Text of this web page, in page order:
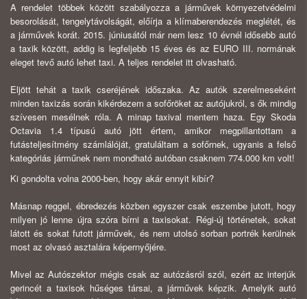
A rendelet többek között szabályozza a járművek környezetvédelmi
besorolását, tengelytávolságát, előírja a klímaberendezés meglétét, és
a járművek korát. 2015. júniusától már nem lesz 10 évnél idősebb autó
a taxik között, addig is legfeljebb 15 éves és az EURO III. normának
eleget tevő autó lehet taxi. A teljes rendelet itt olvasható.
Eljött tehát a taxik cseréjének időszaka. Az autók szerelmeseként
minden taxizás során kikérdezem a sofőröket az autójukról, s ők mindig
szívesen mesélnek róla. A minap taxival mentem haza. Egy Skoda
Octavia 1.4 típusú autó jött értem, amikor megpillantottam a
futásteljesítmény számlálóját, gratuláltam a sofőrnek, ugyanis a felső
kategóriás járműnek nem mondható autóban csaknem 774.000 km volt!
Ki gondolta volna 2000-ben, hogy akár ennyit kibír?
Másnap reggel, ébredezés közben egyszer csak eszembe jutott, hogy
milyen jó lenne újra szóra bírni a taxisokat. Régi-új történetek, sokat
látott és sokat futott járművek, és nem utolsó sorban portrék kerülnek
most az olvasó asztalára képernyőjére.
Mivel az Autószektor mégis csak az autózásról szól, ezért az interjúk
gerincét a taxisok hűséges társai, a járművek képzik. Amelyik autó